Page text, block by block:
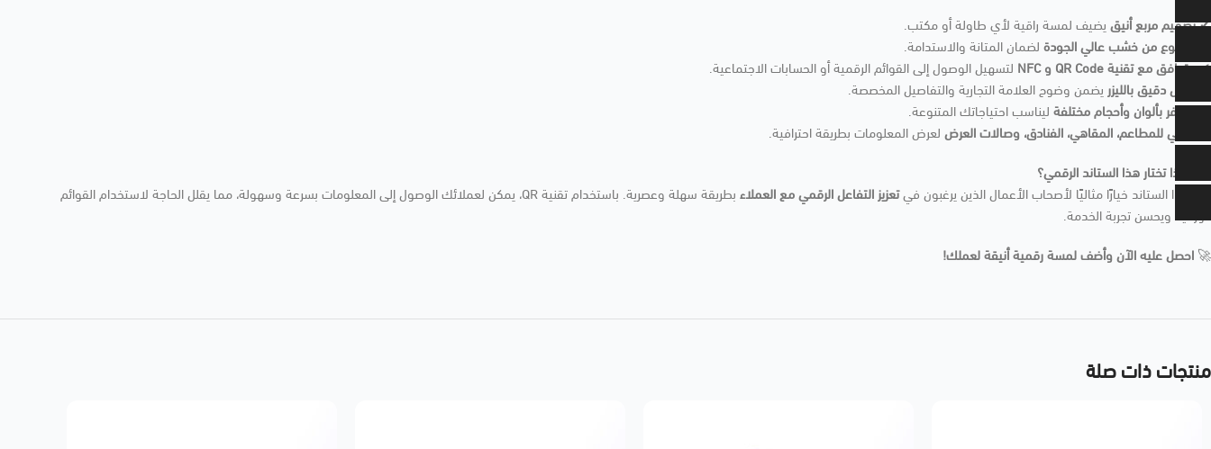
✔تصميم مربع أنيقيضيف لمسة راقية لأي طاولة أو مكتب.
مصنوع من خشب عالي الجودةلضمان المتانة والاستدامة.
✔متوافق مع تقنية QR Code و NFC
لتسهيل الوصول إلى القوائم الرقمية أو الحسابات الاجتماعية.
نقش دقيق بالليزر يضمن وضوح العلامة التجارية والتفاصيل المخصصة.
✔متوفر بألوان وأحجام مختلفةليناسب احتياجاتك المتنوعة.
مثالي للمطاعم، المقاهي، الفنادق، وصالات العرضلعرض المعلومات بطريقة احترافية.
لماذا تختار هذا الستاند الرقمي؟
يعد هذا الستاند خيارًا مثاليًا لأصحاب الأعمال الذين يرغبون فيتعزيز التفاعل الرقمي مع العملاء
بطريقة سهلة وعصرية. باستخدام تقنية QR، يمكن لعملائك الوصول إلى المعلومات بسرعة وسهولة، مما يقلل الحاجة لاستخدام القوائم
الورقية ويحسن تجربة الخدمة.
🚀احصل عليه الآن وأضف لمسة رقمية أنيقة لعملك!
منتجات ذات صلة